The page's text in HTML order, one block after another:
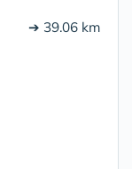
➔ 39.06 km